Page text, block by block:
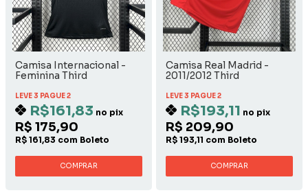
Camisa Internacional -
Feminina Third
LEVE 3 PAGUE 2
R$161,83 no pix
R$ 175,90
R$ 161,83 com Boleto
COMPRAR
Camisa Real Madrid -
2011/2012 Third
LEVE 3 PAGUE 2
R$193,11 no pix
R$ 209,90
R$ 193,11 com Boleto
COMPRAR